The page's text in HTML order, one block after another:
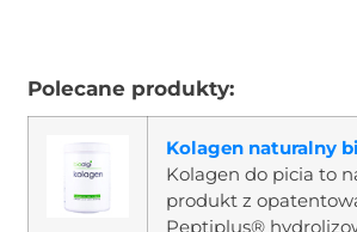
Polecane produkty:
Kolagen naturalny
Kolagen do picia to
produkt z
Peptiplus®